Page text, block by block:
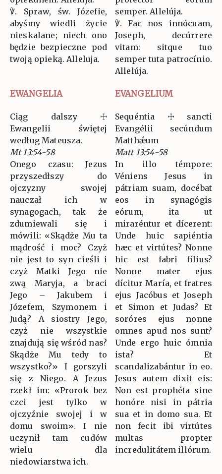
℣. Spraw, św. Józefie,
abyśmy wiedli życie
nieskalane; niech ono
będzie bezpieczne pod
twoją opieką. Alleluja.
semper. Allelúja.
℣. Fac nos innócuam,
Joseph, decúrrere
vitam: sitque tuo
semper tuta patrocínio.
Allelúja.
EWANGELIA EVANGELIUM
Ciąg dalszy ☩
Ewangelii świętej
według Mateusza.
Mt 13:54-58
Onego czasu: Jezus
przyszedłszy do
ojczyzny swojej
nauczał ich w
synagogach, tak że
zdumiewali się i
mówili: «Skądże Mu ta
mądrość i moc? Czyż
nie jest to syn cieśli i
czyż Matki Jego nie
zwą Maryja, a braci
Jego – Jakubem i
Józefem, Szymonem i
Judą? A siostry Jego,
czyż nie wszystkie
znajdują się wśród nas?
Skądże Mu tedy to
wszystko?» I gorszyli
się z Niego. A Jezus
rzekł im: «Prorok bez
czci jest tylko w
ojczyźnie swojej i w
domu swoim». I nie
uczynił tam cudów
wielu dla
niedowiarstwa ich.
Sequéntia ☩ sancti
Evangélii secúndum
Matthǽum
Matt 13:54-58
In illo témpore:
Véniens Jesus in
pátriam suam, docébat
eos in synagógis
eórum, ita ut
miraréntur et dícerent:
Unde huic sapiéntia
hæc et virtútes? Nonne
hic est fabri fílius?
Nonne mater ejus
dícitur María, et fratres
ejus Jacóbus et Joseph
et Simon et Judas? Et
soróres ejus nonne
omnes apud nos sunt?
Unde ergo huic ómnia
ista? Et
scandalizabántur in eo.
Jesus autem dixit eis:
Non est prophéta sine
honóre nisi in pátria
sua et in domo sua. Et
non fecit ibi virtútes
multas propter
incredulitátem illórum.